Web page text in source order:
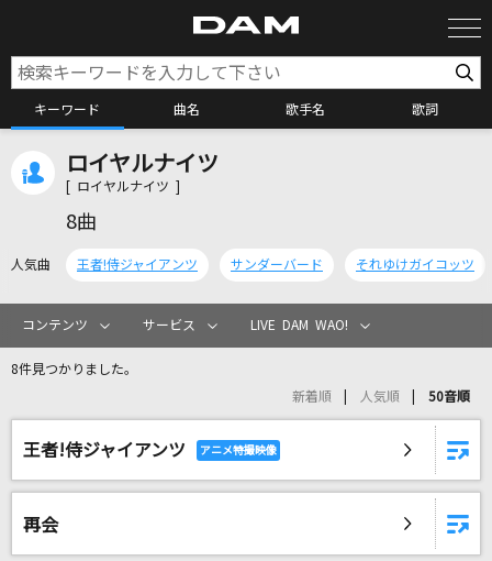
キーワード 曲名 歌手名 歌詞
カラオケ検索
カラオケリクエスト
リアルタイムで歌われている曲の一覧
Mrs. GREEN APPLE
ロイヤルナイツ
[ ロイヤルナイツ ]
8曲
人気曲 王者!侍ジャイアンツ サンダーバード それゆけガイコッツ
コンテンツ サービス LIVE DAM WAO!
8件見つかりました。
新着順 人気順 50音順
王者!侍ジャイアンツ
再会